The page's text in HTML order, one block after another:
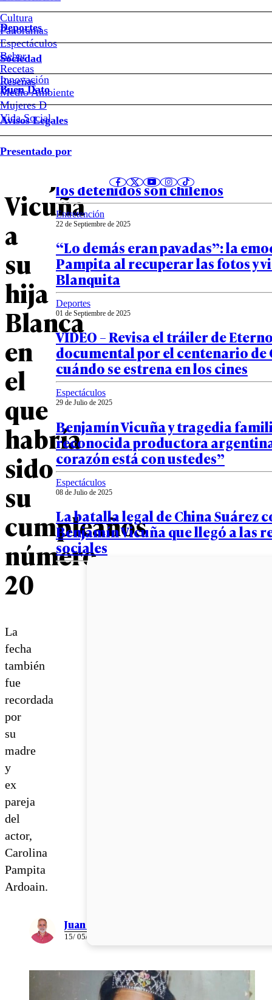
Cultura
Panoramas
Espectáculos
Beber
Recetas
Reseñas
Deportes
Sociedad
Innovación
Medio Ambiente
Mujeres D
Vida Social
Buen Dato
Avisos Legales
Presentado por
VIDEO
–
El
homenaje
de
Benjamín
Vicuña
a
su
hija
Blanca
en
el
que
habría
sido
su
cumpleaños
número
20
La
fecha
también
fue
recordada
por
su
madre
y
ex
pareja
del
actor,
Carolina
Pampita
Ardoain.
Juan Pablo Ernst
15/ 05/ 2026
Notas relacionadas
23 de Septiembre de 2025
Robo en la casa de Pampita: la
los detenidos son chilenos
Entretención
22 de Septiembre de 2025
“Lo demás eran pavadas”: la
Pampita al recuperar las fotos y
Blanquita
Deportes
01 de Septiembre de 2025
VIDEO – Revisa el tráiler de
documental por el centenario de
cuándo se estrena en los cines
Espectáculos
29 de Julio de 2025
Benjamín Vicuña y tragedia
reconocida productora
corazón está con ustedes”
Espectáculos
08 de Julio de 2025
La batalla legal de China Suárez
Benjamín Vicuña que llegó a las
sociales